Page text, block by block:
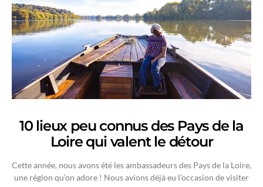
10 lieux peu connus des Pays de la
Loire qui valent le détour
Cette année, nous avons été les ambassadeurs des Pays de la Loire,
une région qu’on adore ! Nous avions déjà eu l’occasion de visiter